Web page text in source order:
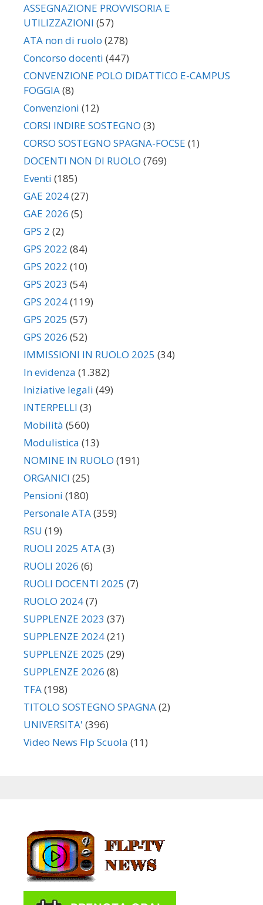
ASSEGNAZIONE PROVVISORIA E
UTILIZZAZIONI (57)
ATA non di ruolo (278)
Concorso docenti (447)
CONVENZIONE POLO DIDATTICO E-CAMPUS
FOGGIA(8)
Convenzioni (12)
CORSI INDIRE SOSTEGNO (3)
CORSO SOSTEGNO SPAGNA-FOCSE (1)
DOCENTI NON DI RUOLO (769)
Eventi (185)
GAE 2024(27)
GAE 2026 (5)
GPS 2 (2)
GPS 2022 (84)
GPS 2022 (10)
GPS 2023 (54)
GPS 2024(119)
GPS 2025 (57)
GPS 2026 (52)
IMMISSIONI IN RUOLO 2025 (34)
In evidenza (1.382)
Iniziative legali (49)
INTERPELLI (3)
Mobilità (560)
Modulistica (13)
NOMINE IN RUOLO (191)
ORGANICI (25)
Pensioni (180)
Personale ATA(359)
RSU (19)
RUOLI 2025 ATA(3)
RUOLI 2026 (6)
RUOLI DOCENTI 2025 (7)
RUOLO 2024(7)
SUPPLENZE 2023 (37)
SUPPLENZE 2024(21)
SUPPLENZE 2025 (29)
SUPPLENZE 2026 (8)
TFA(198)
TITOLO SOSTEGNO SPAGNA(2)
UNIVERSITA' (396)
Video News Flp Scuola (11)